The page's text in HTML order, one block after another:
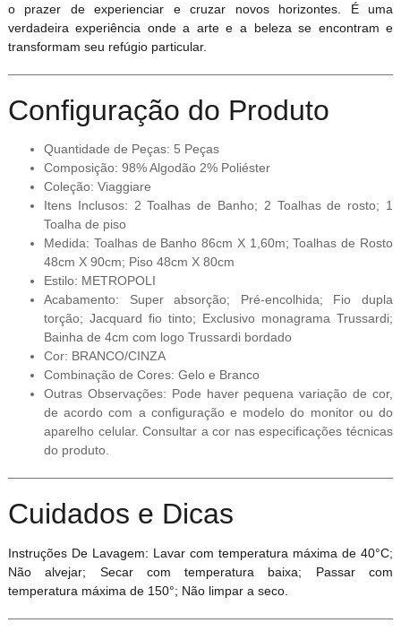
o prazer de experienciar e cruzar novos horizontes. É uma
verdadeira experiência onde a arte e a beleza se encontram e
transformam seu refúgio particular.
Configuração do Produto
Quantidade de Peças: 5 Peças
Composição: 98% Algodão 2% Poliéster
Coleção: Viaggiare
Itens Inclusos: 2 Toalhas de Banho; 2 Toalhas de rosto; 1
Toalha de piso
Medida: Toalhas de Banho 86cm X 1,60m; Toalhas de Rosto
48cm X 90cm; Piso 48cm X 80cm
Estilo: METROPOLI
Acabamento: Super absorção; Pré-encolhida; Fio dupla
torção; Jacquard fio tinto; Exclusivo monagrama Trussardi;
Bainha de 4cm com logo Trussardi bordado
Cor: BRANCO/CINZA
Combinação de Cores: Gelo e Branco
Outras Observações: Pode haver pequena variação de cor,
de acordo com a configuração e modelo do monitor ou do
aparelho celular. Consultar a cor nas especificações técnicas
do produto.
Cuidados e Dicas
Instruções De Lavagem: Lavar com temperatura máxima de 40°C;
Não alvejar; Secar com temperatura baixa; Passar com
temperatura máxima de 150°; Não limpar a seco.